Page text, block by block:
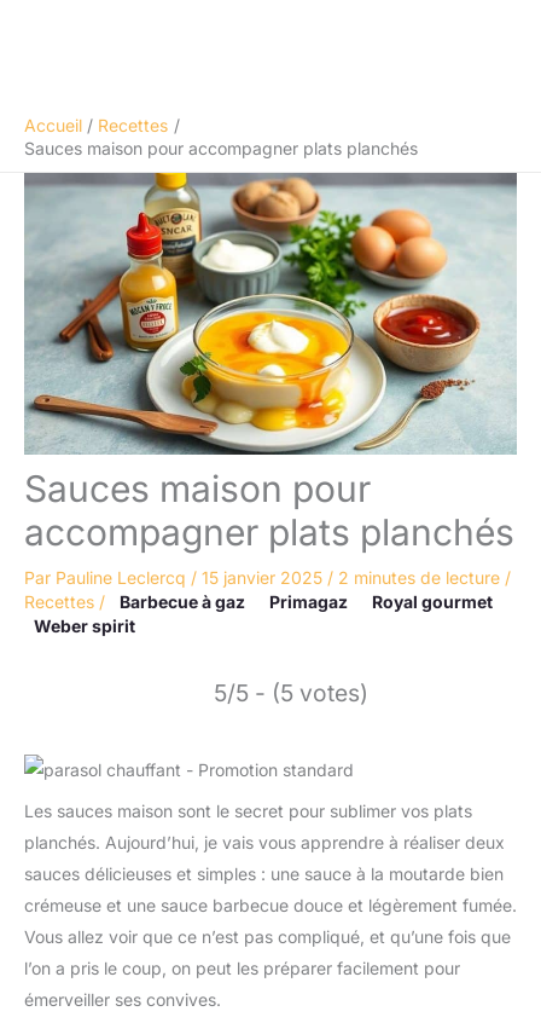
Accueil
Recettes
Sauces maison pour accompagner plats planchés
Sauces maison pour
accompagner plats planchés
Par Pauline Leclercq / 15 janvier 2025 / 2 minutes de lecture /
Recettes / Barbecue à gaz Primagaz
Royal gourmet
Weber spirit
5/5 - (5 votes)
Les sauces maison sont le secret pour sublimer vos plats
planchés. Aujourd’hui, je vais vous apprendre à réaliser deux
sauces délicieuses et simples : une sauce à la moutarde bien
crémeuse et une sauce barbecue douce et légèrement fumée.
Vous allez voir que ce n’est pas compliqué, et qu’une fois que
l’on a pris le coup, on peut les préparer facilement pour
émerveiller ses convives.